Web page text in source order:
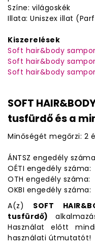
Színe: világoskék
Illata: Uniszex illat
Kiszerelések
Soft hair&body
Soft hair&body
Soft hair&body
SOFT
tusfürdő és a
Minőségét megőrzi: 2
ÁNTSZ engedély
OÉTI engedély száma:
OTH engedély száma:
OKBI engedély száma:
A(z) SOFT
tusfürdő)
Használat előtt
használati útmutatót!